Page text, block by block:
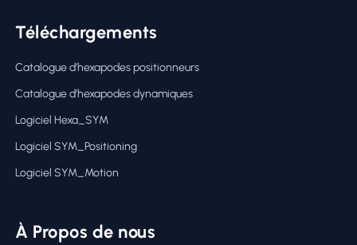
Téléchargements
Catalogue d’hexapodes positionneurs
Catalogue d’hexapodes dynamiques
Logiciel Hexa_SYM
Logiciel SYM_Positioning
Logiciel SYM_Motion
À Propos de nous